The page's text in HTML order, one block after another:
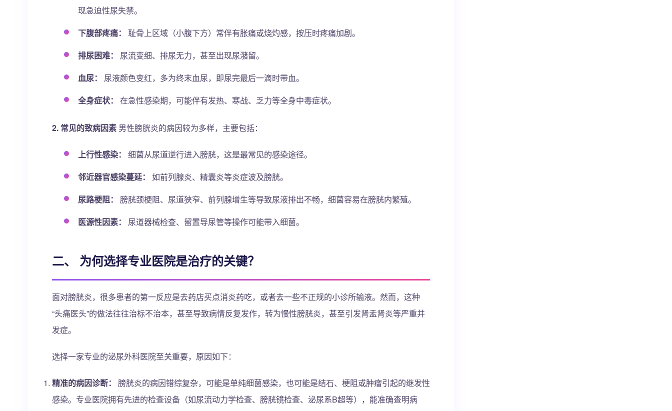
现急迫性尿失禁。
下腹部疼痛：
耻骨上区域（小腹下方）常伴有胀痛或烧灼感，按压时疼痛加剧。
排尿困难：
尿流变细、排尿无力，甚至出现尿潴留。
血尿：
尿液颜色变红，多为终末血尿，即尿完最后一滴时带血。
全身症状：
在急性感染期，可能伴有发热、寒战、乏力等全身中毒症状。
2. 常见的致病因素 男性膀胱炎的病因较为多样，主要包括：
上行性感染：
细菌从尿道逆行进入膀胱，这是最常见的感染途径。
邻近器官感染蔓延：
如前列腺炎、精囊炎等炎症波及膀胱。
尿路梗阻：
膀胱颈梗阻、尿道狭窄、前列腺增生等导致尿液排出不畅，细菌容易在膀胱内繁殖。
医源性因素：
尿道器械检查、留置导尿管等操作可能带入细菌。
二、 为何选择专业医院是治疗的关键？
面对膀胱炎，很多患者的第一反应是去药店买点消炎药吃，或者去一些不正规的小诊所输液。然而，这种
“头痛医头”的做法往往治标不治本，甚至导致病情反复发作，转为慢性膀胱炎，甚至引发肾盂肾炎等严重并
发症。
选择一家专业的泌尿外科医院至关重要，原因如下：
精准的病因诊断：
膀胱炎的病因错综复杂，可能是单纯细菌感染，也可能是结石、梗阻或肿瘤引起的继发性
感染。专业医院拥有先进的检查设备（如尿流动力学检查、膀胱镜检查、泌尿系B超等），能准确查明病